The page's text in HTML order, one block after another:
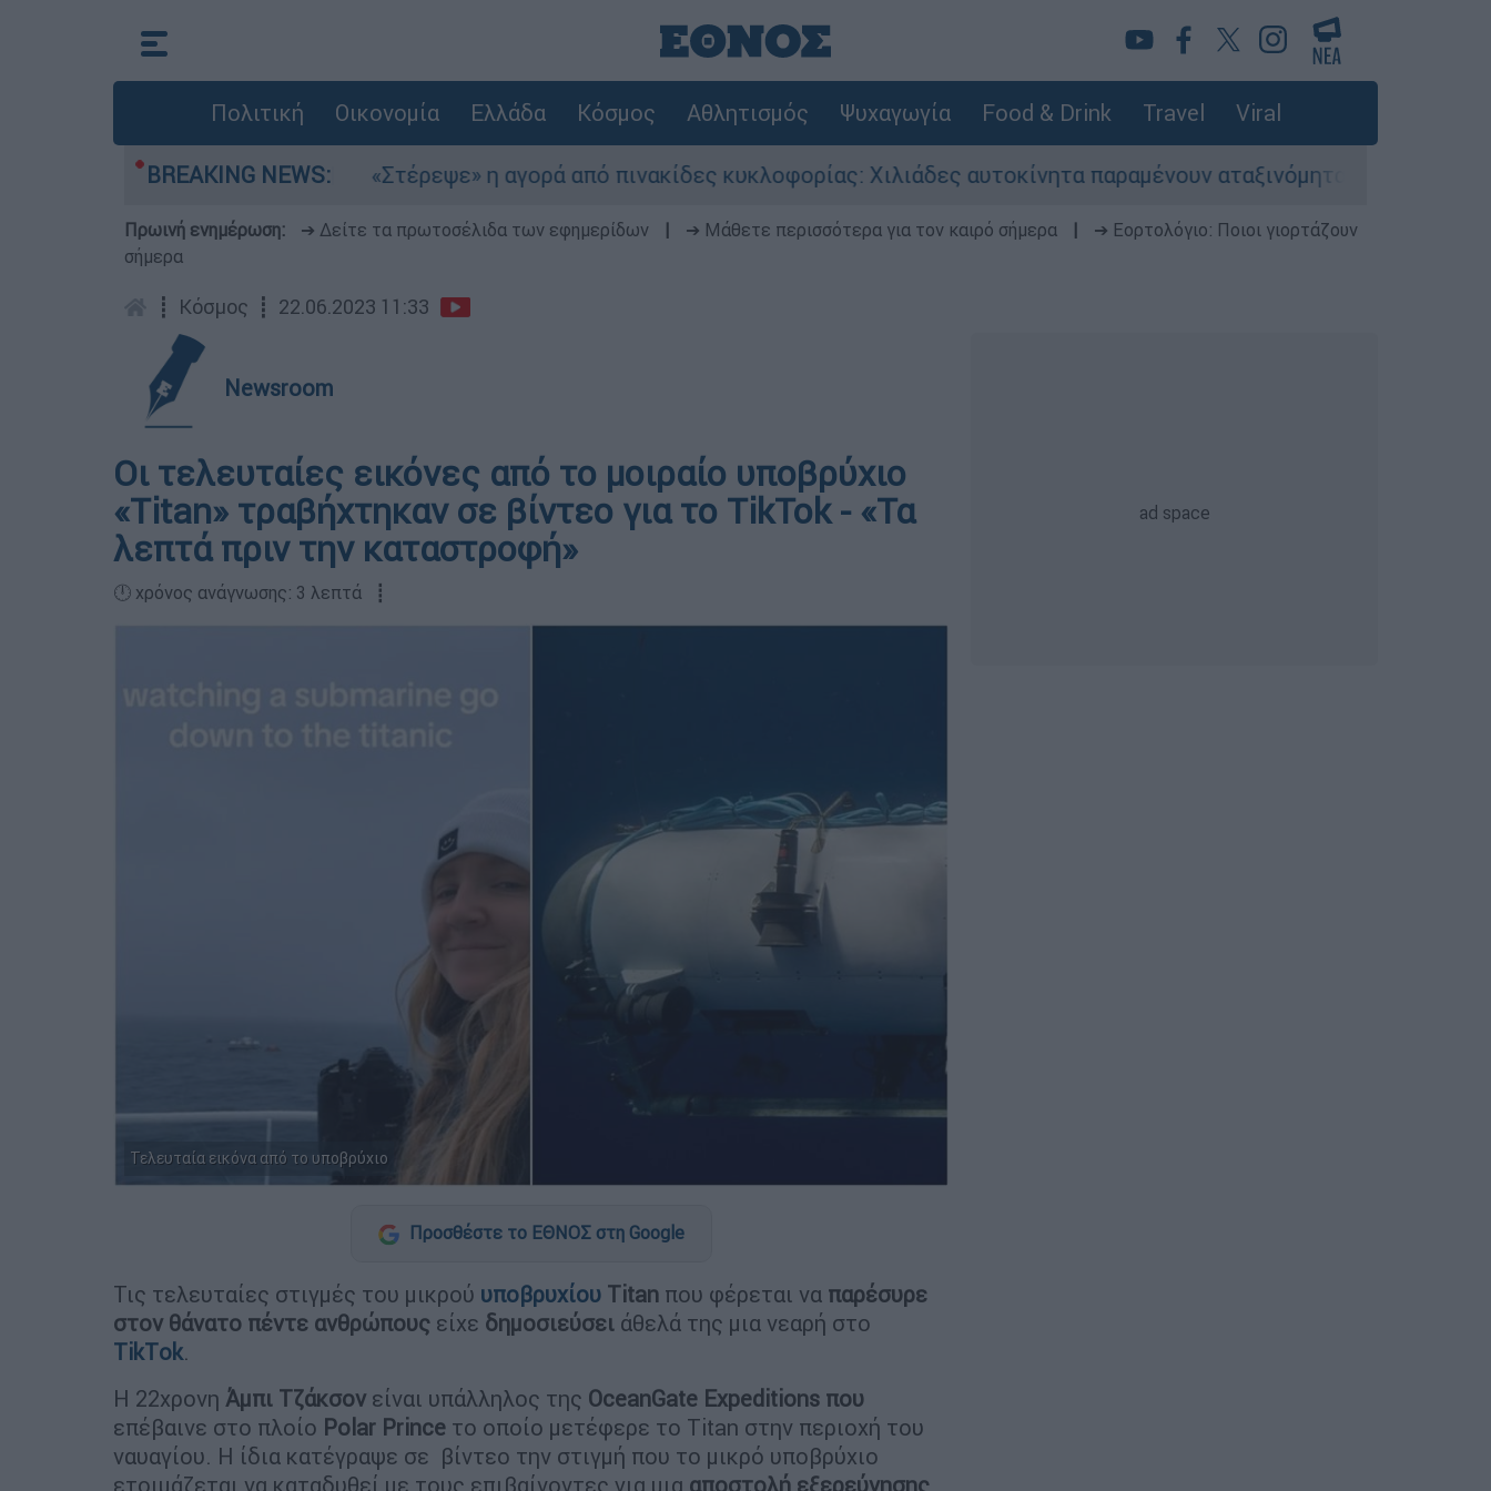
Πολιτική Οικονομία Ελλάδα Κόσμος Αθλητισμός Ψυχαγωγία Food & Drink Travel Viral
BREAKING NEWS:
στο Αιγαίο «Στέρεψε» η αγορά από πινακίδες κυκλοφορίας: Χιλιάδες αυτοκίνητα παραμένουν αταξινόμητα - Λύση αναζητά το
Πρωινή ενημέρωση: ➔ Δείτε τα πρωτοσέλιδα των εφημερίδων ➔ Μάθετε περισσότερα για τον καιρό σήμερα
➔ Εορτολόγιο: Ποιοι γιορτάζουν
σήμερα
┋ Κόσμος ┋ 22.06.2023 11:33
Newsroom
Οι τελευταίες εικόνες από το μοιραίο υποβρύχιο
«Titan» τραβήχτηκαν σε βίντεο για το TikTok - «Τα
λεπτά πριν την καταστροφή»
🕛 χρόνος ανάγνωσης: 3 λεπτά ┋
Τελευταία εικόνα από το υποβρύχιο
Προσθέστε το ΕΘΝΟΣ στη Google
Τις τελευταίες στιγμές του μικρού υποβρυχίου Titan που φέρεται να παρέσυρε
στον θάνατο πέντε ανθρώπους είχε δημοσιεύσει άθελά της μια νεαρή στο
TikTοk.
Η 22χρονη Άμπι Τζάκσον είναι υπάλληλος της OceanGate Expeditions που
επέβαινε στο πλοίο Polar Prince το οποίο μετέφερε το Titan στην περιοχή του
ναυαγίου. Η ίδια κατέγραψε σε βίντεο την στιγμή που το μικρό υποβρύχιο
ετοιμάζεται να καταδυθεί με τους επιβαίνοντες για μια αποστολή εξερεύνησης